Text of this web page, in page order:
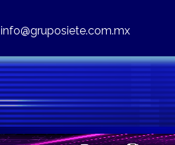
info@gruposiete.com.mx